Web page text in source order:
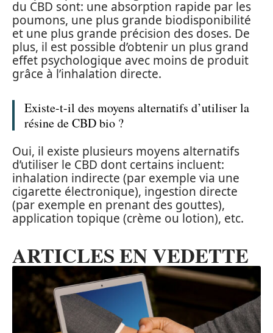
du CBD sont: une absorption rapide par les
poumons, une plus grande biodisponibilité
et une plus grande précision des doses. De
plus, il est possible d’obtenir un plus grand
effet psychologique avec moins de produit
grâce à l’inhalation directe.
Existe-t-il des moyens alternatifs d’utiliser la
résine de CBD bio ?
Oui, il existe plusieurs moyens alternatifs
d’utiliser le CBD dont certains incluent:
inhalation indirecte (par exemple via une
cigarette électronique), ingestion directe
(par exemple en prenant des gouttes),
application topique (crème ou lotion), etc.
ARTICLES EN VEDETTE